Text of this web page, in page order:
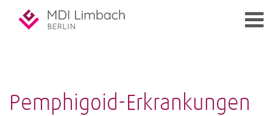
Pemphigoid-Erkrankungen